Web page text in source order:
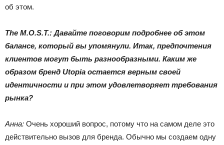
об этом.
The M.O.S.T.: Давайте поговорим подробнее об этом
балансе, который вы упомянули. Итак, предпочтения
клиентов могут быть разнообразными. Каким же
образом бренд Utopia остается верным своей
идентичности и при этом удовлетворяет требования
рынка?
Анна: Очень хороший вопрос, потому что на самом деле это
действительно вызов для бренда. Обычно мы создаем одну